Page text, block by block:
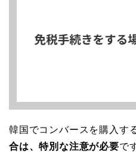
韓国でコンバースを購入す
合は、特別な注意が必要で